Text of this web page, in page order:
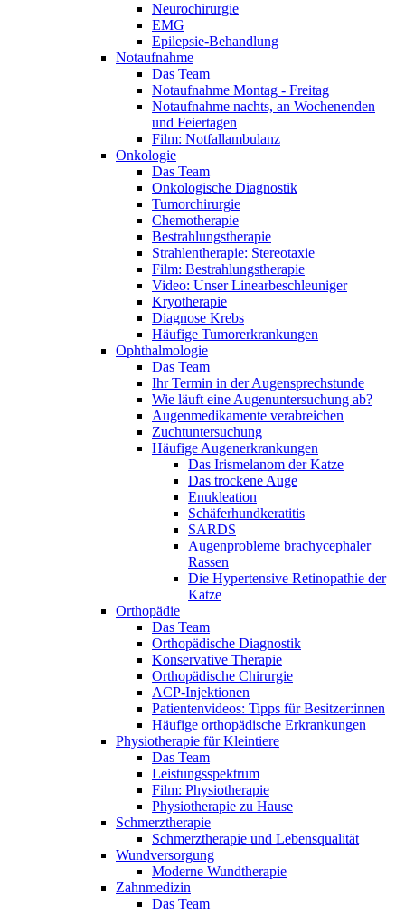
Neurochirurgie
EMG
Epilepsie-Behandlung
Notaufnahme
Das Team
Notaufnahme Montag - Freitag
Notaufnahme nachts, an Wochenenden
und Feiertagen
Film: Notfallambulanz
Onkologie
Das Team
Onkologische Diagnostik
Tumorchirurgie
Chemotherapie
Bestrahlungstherapie
Strahlentherapie: Stereotaxie
Film: Bestrahlungstherapie
Video: Unser Linearbeschleuniger
Kryotherapie
Diagnose Krebs
Häufige Tumorerkrankungen
Ophthalmologie
Das Team
Ihr Termin in der Augensprechstunde
Wie läuft eine Augenuntersuchung ab?
Augenmedikamente verabreichen
Zuchtuntersuchung
Häufige Augenerkrankungen
Das Irismelanom der Katze
Das trockene Auge
Enukleation
Schäferhundkeratitis
SARDS
Augenprobleme brachycephaler
Rassen
Die Hypertensive Retinopathie der
Katze
Orthopädie
Das Team
Orthopädische Diagnostik
Konservative Therapie
Orthopädische Chirurgie
ACP-Injektionen
Patientenvideos: Tipps für Besitzer:innen
Häufige orthopädische Erkrankungen
Physiotherapie für Kleintiere
Das Team
Leistungsspektrum
Film: Physiotherapie
Physiotherapie zu Hause
Schmerztherapie
Schmerztherapie und Lebensqualität
Wundversorgung
Moderne Wundtherapie
Zahnmedizin
Das Team